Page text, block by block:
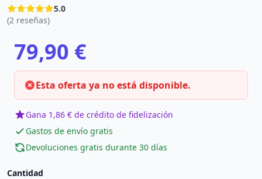
5.0
(2 reseñas)
79,90 €
Esta oferta ya no está disponible.
Gana 1,86 € de crédito de fidelización
Gastos de envío gratis
Devoluciones gratis durante 30 días
Cantidad